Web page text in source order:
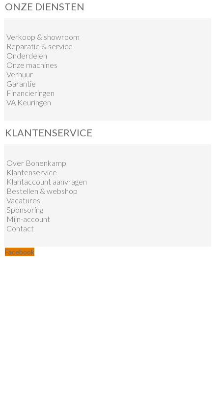
ONZE DIENSTEN
Verkoop & showroom
Reparatie & service
Onderdelen
Onze machines
Verhuur
Garantie
Financieringen
VA Keuringen
KLANTENSERVICE
Over Bonenkamp
Klantenservice
Klantaccount aanvragen
Bestellen & webshop
Vacatures
Sponsoring
Mijn-account
Contact
Facebook